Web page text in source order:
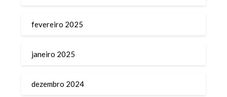
fevereiro 2025
janeiro 2025
dezembro 2024